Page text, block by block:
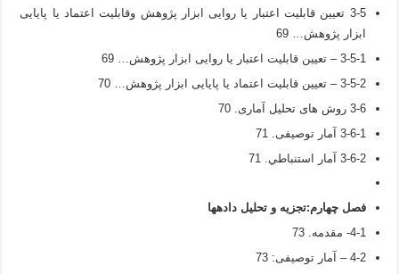
3-5 تعیین قابلیت اعتبار یا روایی ابزار پژوهش وقابلیت اعتماد یا پایایی
ابزار پژوهش… 69
3-5-1 – تعیین قابلیت اعتبار یا روایی ابزار پژوهش… 69
3-5-2 – تعیین قابلیت اعتماد یا پایایی ابزار پژوهش… 70
3-6 روش های تحلیل آماری. 70
3-6-1 آمار توصیفی. 71
3-6-2 آمار استنباطي. 71
فصل چهارم:تجزيه و تحليل داده­ها
4-1- مقدمه. 73
4-2 – آمار توصیفی: 73